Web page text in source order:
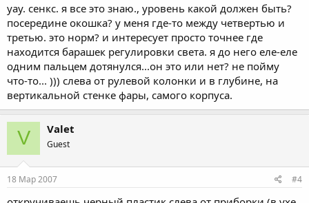
уау. сенкс. я все это знаю., уровень какой должен быть?
посередине окошка? у меня где-то между четвертью и
третью. это норм? и интересует просто точнее где
находится барашек регулировки света. я до него еле-еле
одним пальцем дотянулся...он это или нет? не пойму
что-то... ))) слева от рулевой колонки и в глубине, на
вертикальной стенке фары, самого корпуса.
V Valet
Guest
18 Мар 2007 #4